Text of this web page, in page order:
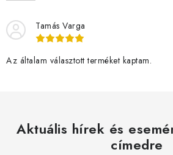
Tamás Varga
Az általam választott terméket kaptam.
Aktuális hírek és
címedre